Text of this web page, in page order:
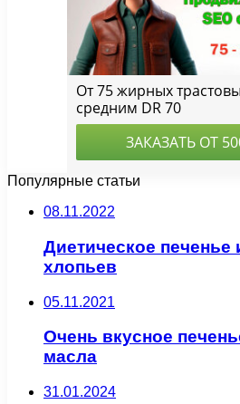
Популярные статьи
08.11.2022
Диетическое печенье
хлопьев
05.11.2021
Очень вкусное
масла
31.01.2024